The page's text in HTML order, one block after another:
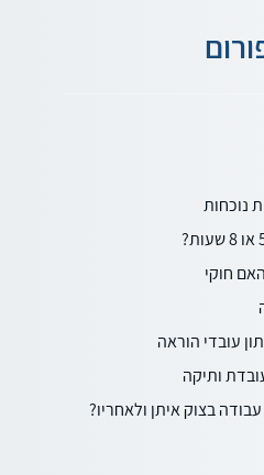
נוכחות
חוקי
עובדי הוראה
ותיקה
בצוק איתן ולאחריו?